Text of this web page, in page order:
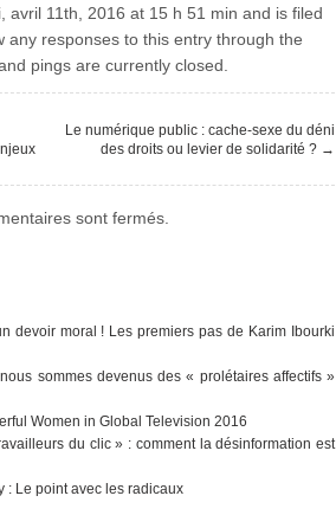
avril 11th, 2016 at 15 h 51 min and is filed
any responses to this entry through the
pings are currently closed.
Le numérique public : cache-sexe du déni
des droits ou levier de solidarité ? →
sont fermés.
devoir moral ! Les premiers pas de Karim Ibourki
sommes devenus des « prolétaires affectifs »
Women in Global Television 2016
du clic » : comment la désinformation est
: Le point avec les radicaux